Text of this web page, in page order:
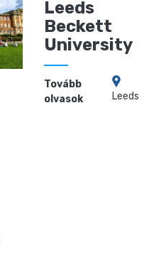
Leeds
Beckett
University
Tovább
olvasok
Leeds